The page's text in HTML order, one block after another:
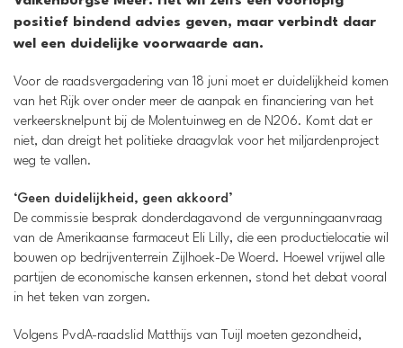
positief bindend advies geven, maar verbindt daar
wel een duidelijke voorwaarde aan.
Voor de raadsvergadering van 18 juni moet er duidelijkheid komen
van het Rijk over onder meer de aanpak en financiering van het
verkeersknelpunt bij de Molentuinweg en de N206. Komt dat er
niet, dan dreigt het politieke draagvlak voor het miljardenproject
weg te vallen.
‘Geen duidelijkheid, geen akkoord’
De commissie besprak donderdagavond de vergunningaanvraag
van de Amerikaanse farmaceut Eli Lilly, die een productielocatie wil
bouwen op bedrijventerrein Zijlhoek-De Woerd. Hoewel vrijwel alle
partijen de economische kansen erkennen, stond het debat vooral
in het teken van zorgen.
Volgens PvdA-raadslid Matthijs van Tuijl moeten gezondheid,